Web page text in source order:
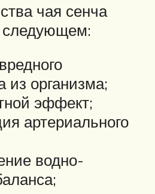
чая сенча
следующем:
из организма;
эффект;
артериального
водно-